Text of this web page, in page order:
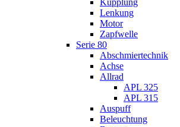
Kupplung
Lenkung
Motor
Zapfwelle
Serie 80
Abschmiertechnik
Achse
Allrad
APL 325
APL 315
Auspuff
Beleuchtung